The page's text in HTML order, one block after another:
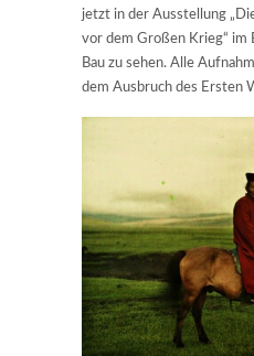
jetzt in der Ausstellung
vor dem Großen Krieg“
Bau zu sehen. Alle
dem Ausbruch des Ersten